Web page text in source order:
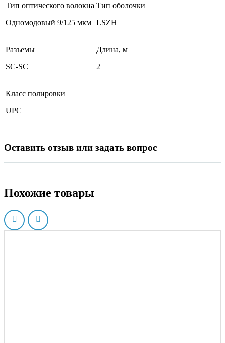
Тип оптического волокна
Одномодовый 9/125 мкм
Тип оболочки
LSZH
Разъемы
SC-SC
Длина, м
2
Класс полировки
UPC
Оставить отзыв или задать вопрос
Похожие товары